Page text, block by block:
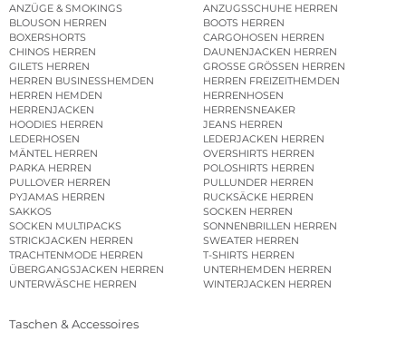
ANZÜGE & SMOKINGS
ANZUGSSCHUHE HERREN
BLOUSON HERREN
BOOTS HERREN
BOXERSHORTS
CARGOHOSEN HERREN
CHINOS HERREN
DAUNENJACKEN HERREN
GILETS HERREN
GROSSE GRÖSSEN HERREN
HERREN BUSINESSHEMDEN
HERREN FREIZEITHEMDEN
HERREN HEMDEN
HERRENHOSEN
HERRENJACKEN
HERRENSNEAKER
HOODIES HERREN
JEANS HERREN
LEDERHOSEN
LEDERJACKEN HERREN
MÄNTEL HERREN
OVERSHIRTS HERREN
PARKA HERREN
POLOSHIRTS HERREN
PULLOVER HERREN
PULLUNDER HERREN
PYJAMAS HERREN
RUCKSÄCKE HERREN
SAKKOS
SOCKEN HERREN
SOCKEN MULTIPACKS
SONNENBRILLEN HERREN
STRICKJACKEN HERREN
SWEATER HERREN
TRACHTENMODE HERREN
T-SHIRTS HERREN
ÜBERGANGSJACKEN HERREN
UNTERHEMDEN HERREN
UNTERWÄSCHE HERREN
WINTERJACKEN HERREN
Taschen & Accessoires